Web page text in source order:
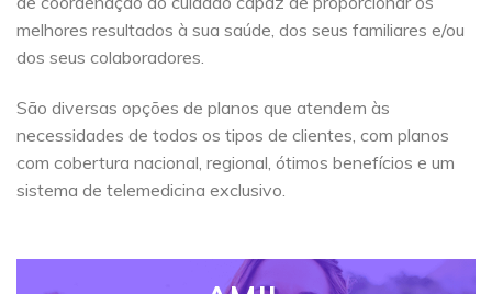
melhores resultados à sua saúde, dos seus familiares e/ou
dos seus colaboradores.
São diversas opções de planos que atendem às
necessidades de todos os tipos de clientes, com planos
com cobertura nacional, regional, ótimos benefícios e um
sistema de telemedicina exclusivo.